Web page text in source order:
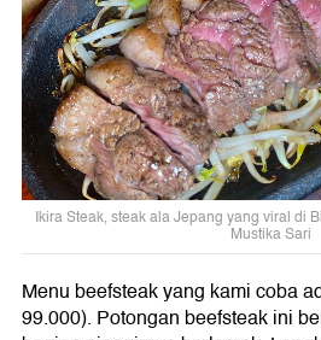
Ikira Steak, steak ala Jepang yang viral di
Mustika Sari
Menu beefsteak yang kami coba
99.000). Potongan beefsteak ini